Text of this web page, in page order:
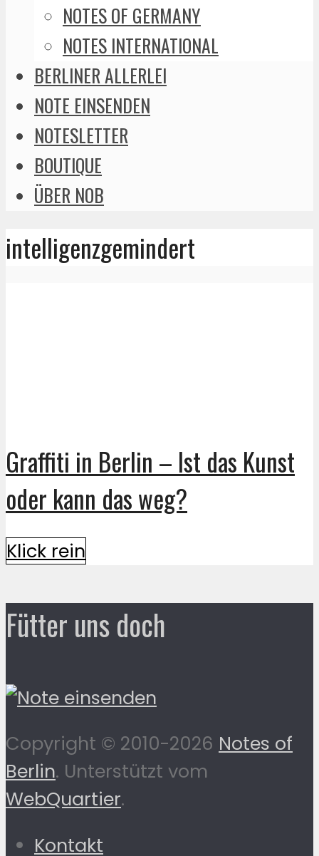
NOTES OF GERMANY
NOTES INTERNATIONAL
BERLINER ALLERLEI
NOTE EINSENDEN
NOTESLETTER
BOUTIQUE
ÜBER NOB
intelligenzgemindert
Graffiti in Berlin – Ist das Kunst
oder kann das weg?
Klick rein
Fütter uns doch
Copyright © 2010-2026 Notes of
Berlin. Unterstützt vom
WebQuartier.
Kontakt